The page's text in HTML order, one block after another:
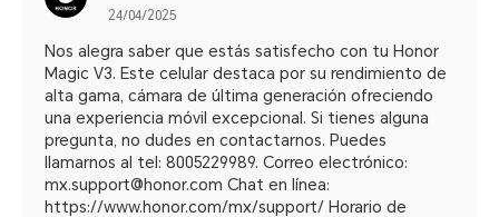
24/04/2025
Nos alegra saber que estás satisfecho con tu Honor
Magic V3. Este celular destaca por su rendimiento de
alta gama, cámara de última generación ofreciendo
una experiencia móvil excepcional. Si tienes alguna
pregunta, no dudes en contactarnos. Puedes
llamarnos al tel: 8005229989. Correo electrónico:
mx.support@honor.com Chat en línea:
https://www.honor.com/mx/support/ Horario de